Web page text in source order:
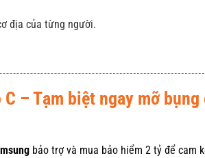
địa của từng người.
– Tạm biệt ngay mỡ bụng
bảo trợ và mua bảo hiểm 2 tỷ để cam